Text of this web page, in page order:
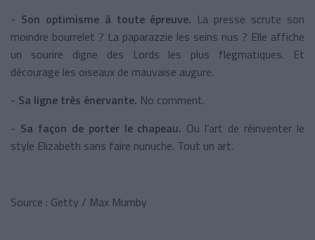
- Son optimisme à toute épreuve. La presse scrute son
moindre bourrelet ? La paparazzie les seins nus ? Elle affiche
un sourire digne des Lords les plus flegmatiques. Et
décourage les oiseaux de mauvaise augure.
- Sa ligne très énervante. No comment.
- Sa façon de porter le chapeau. Ou l’art de réinventer le
style Elizabeth sans faire nunuche. Tout un art.
Source : Getty / Max Mumby